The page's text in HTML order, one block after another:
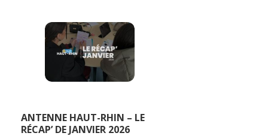
ANTENNE HAUT-RHIN – LE
RÉCAP’ DE JANVIER 2026